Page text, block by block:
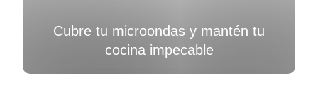
Cubre tu microondas y mantén tu
cocina impecable